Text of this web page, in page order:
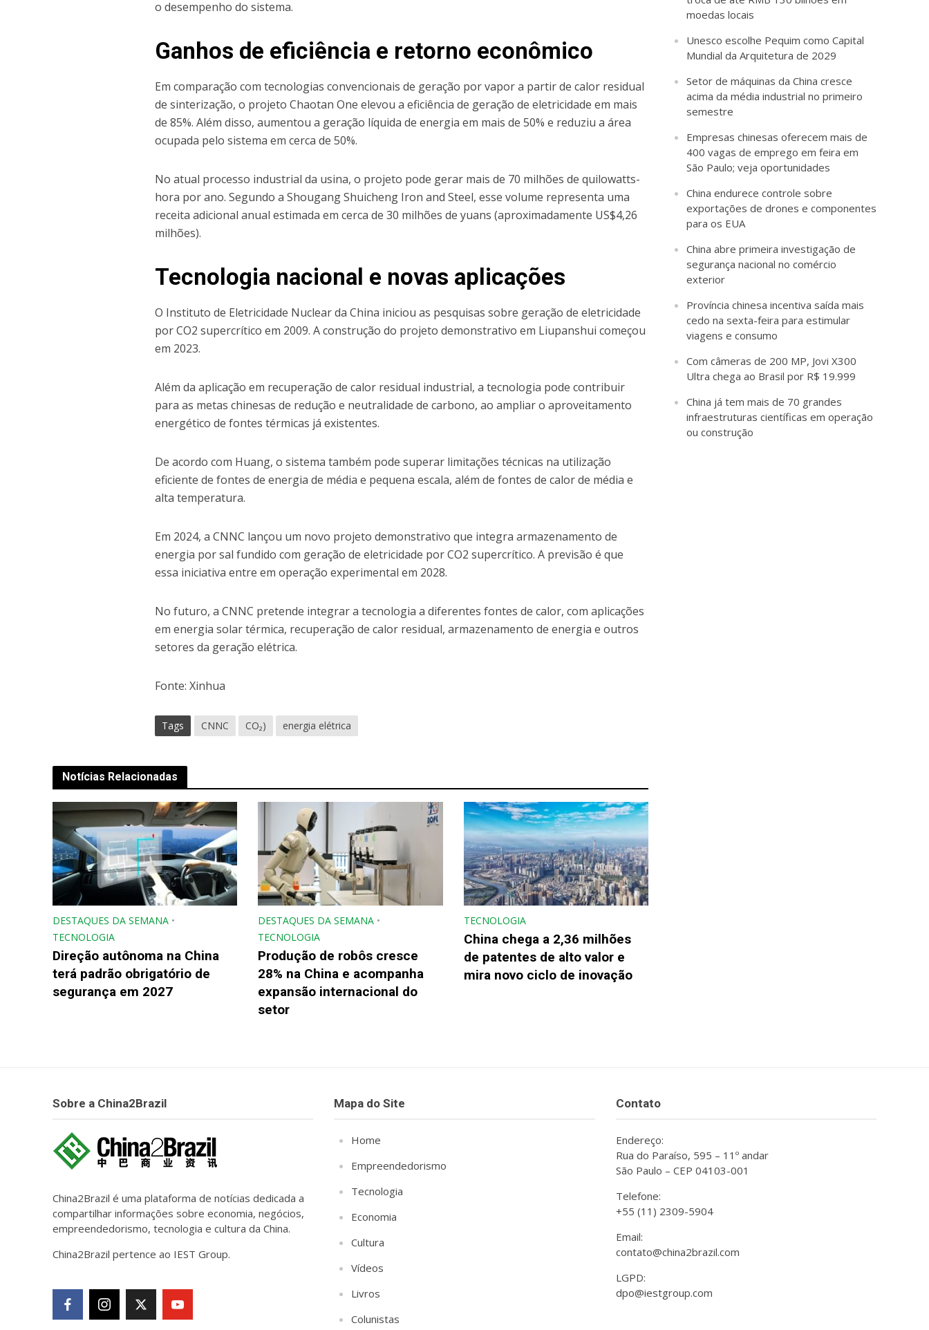
o desempenho do sistema.
Ganhos de eficiência e retorno econômico
Em comparação com tecnologias convencionais de geração por vapor a partir de calor residual
de sinterização, o projeto Chaotan One elevou a eficiência de geração de eletricidade em mais
de 85%. Além disso, aumentou a geração líquida de energia em mais de 50% e reduziu a área
ocupada pelo sistema em cerca de 50%.
No atual processo industrial da usina, o projeto pode gerar mais de 70 milhões de quilowatts-
hora por ano. Segundo a Shougang Shuicheng Iron and Steel, esse volume representa uma
receita adicional anual estimada em cerca de 30 milhões de yuans (aproximadamente US$4,26
milhões).
Tecnologia nacional e novas aplicações
O Instituto de Eletricidade Nuclear da China iniciou as pesquisas sobre geração de eletricidade
por CO2 supercrítico em 2009. A construção do projeto demonstrativo em Liupanshui começou
em 2023.
Além da aplicação em recuperação de calor residual industrial, a tecnologia pode contribuir
para as metas chinesas de redução e neutralidade de carbono, ao ampliar o aproveitamento
energético de fontes térmicas já existentes.
De acordo com Huang, o sistema também pode superar limitações técnicas na utilização
eficiente de fontes de energia de média e pequena escala, além de fontes de calor de média e
alta temperatura.
Em 2024, a CNNC lançou um novo projeto demonstrativo que integra armazenamento de
energia por sal fundido com geração de eletricidade por CO2 supercrítico. A previsão é que
essa iniciativa entre em operação experimental em 2028.
No futuro, a CNNC pretende integrar a tecnologia a diferentes fontes de calor, com aplicações
em energia solar térmica, recuperação de calor residual, armazenamento de energia e outros
setores da geração elétrica.
Fonte: Xinhua
Tags CNNC CO₂) energia elétrica
Notícias Relacionadas
DESTAQUES DA SEMANA •
TECNOLOGIA
Direção autônoma na China
terá padrão obrigatório de
segurança em 2027
DESTAQUES DA SEMANA •
TECNOLOGIA
Produção de robôs cresce
28% na China e acompanha
expansão internacional do
setor
TECNOLOGIA
China chega a 2,36 milhões
de patentes de alto valor e
mira novo ciclo de inovação
moedas locais
Unesco escolhe Pequim como Capital
Mundial da Arquitetura de 2029
Setor de máquinas da China cresce
acima da média industrial no primeiro
semestre
Empresas chinesas oferecem mais de
400 vagas de emprego em feira em
São Paulo; veja oportunidades
China endurece controle sobre
exportações de drones e componentes
para os EUA
China abre primeira investigação de
segurança nacional no comércio
exterior
Província chinesa incentiva saída mais
cedo na sexta-feira para estimular
viagens e consumo
Com câmeras de 200 MP, Jovi X300
Ultra chega ao Brasil por R$ 19.999
China já tem mais de 70 grandes
infraestruturas científicas em operação
ou construção
Sobre a China2Brazil
China2Brazil é uma plataforma de notícias dedicada a
compartilhar informações sobre economia, negócios,
empreendedorismo, tecnologia e cultura da China.
China2Brazil pertence ao IEST Group.
Mapa do Site
Home
Empreendedorismo
Tecnologia
Economia
Cultura
Vídeos
Livros
Colunistas
Contato
Endereço:
Rua do Paraíso, 595 – 11º andar
São Paulo – CEP 04103-001
Telefone:
+55 (11) 2309-5904
Email:
contato@china2brazil.com
LGPD:
dpo@iestgroup.com